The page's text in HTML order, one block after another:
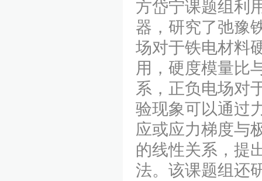
方岱宁课题组利
器，研究了弛豫
场对于铁电材料
用，硬度模量比
系，正负电场对
验现象可以通过
应或应力梯度与
的线性关系，提
法。该课题组还